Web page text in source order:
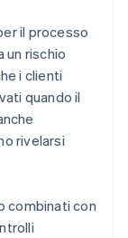
il processo
un rischio
i clienti
quando il
rivelarsi
combinati con